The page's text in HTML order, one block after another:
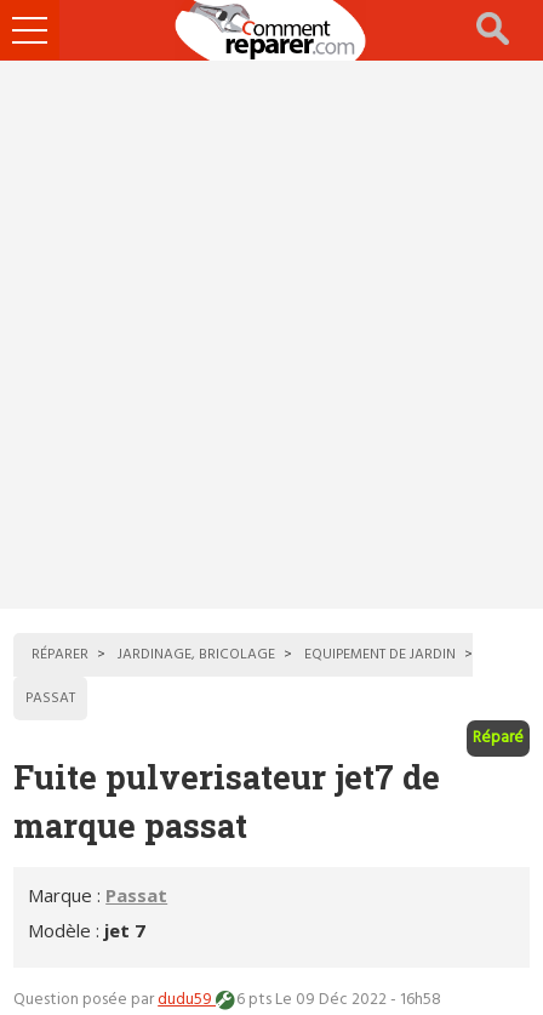
Ouvrir
le
RÉPARER JARDINAGE, BRICOLAGE
EQUIPEMENT DE JARDIN
PASSAT
Réparé
Fuite pulverisateur jet7 de
marque passat
Marque : Passat
Modèle : jet 7
Question posée pardudu59 6 ptsLe 09 Déc 2022 - 16h58